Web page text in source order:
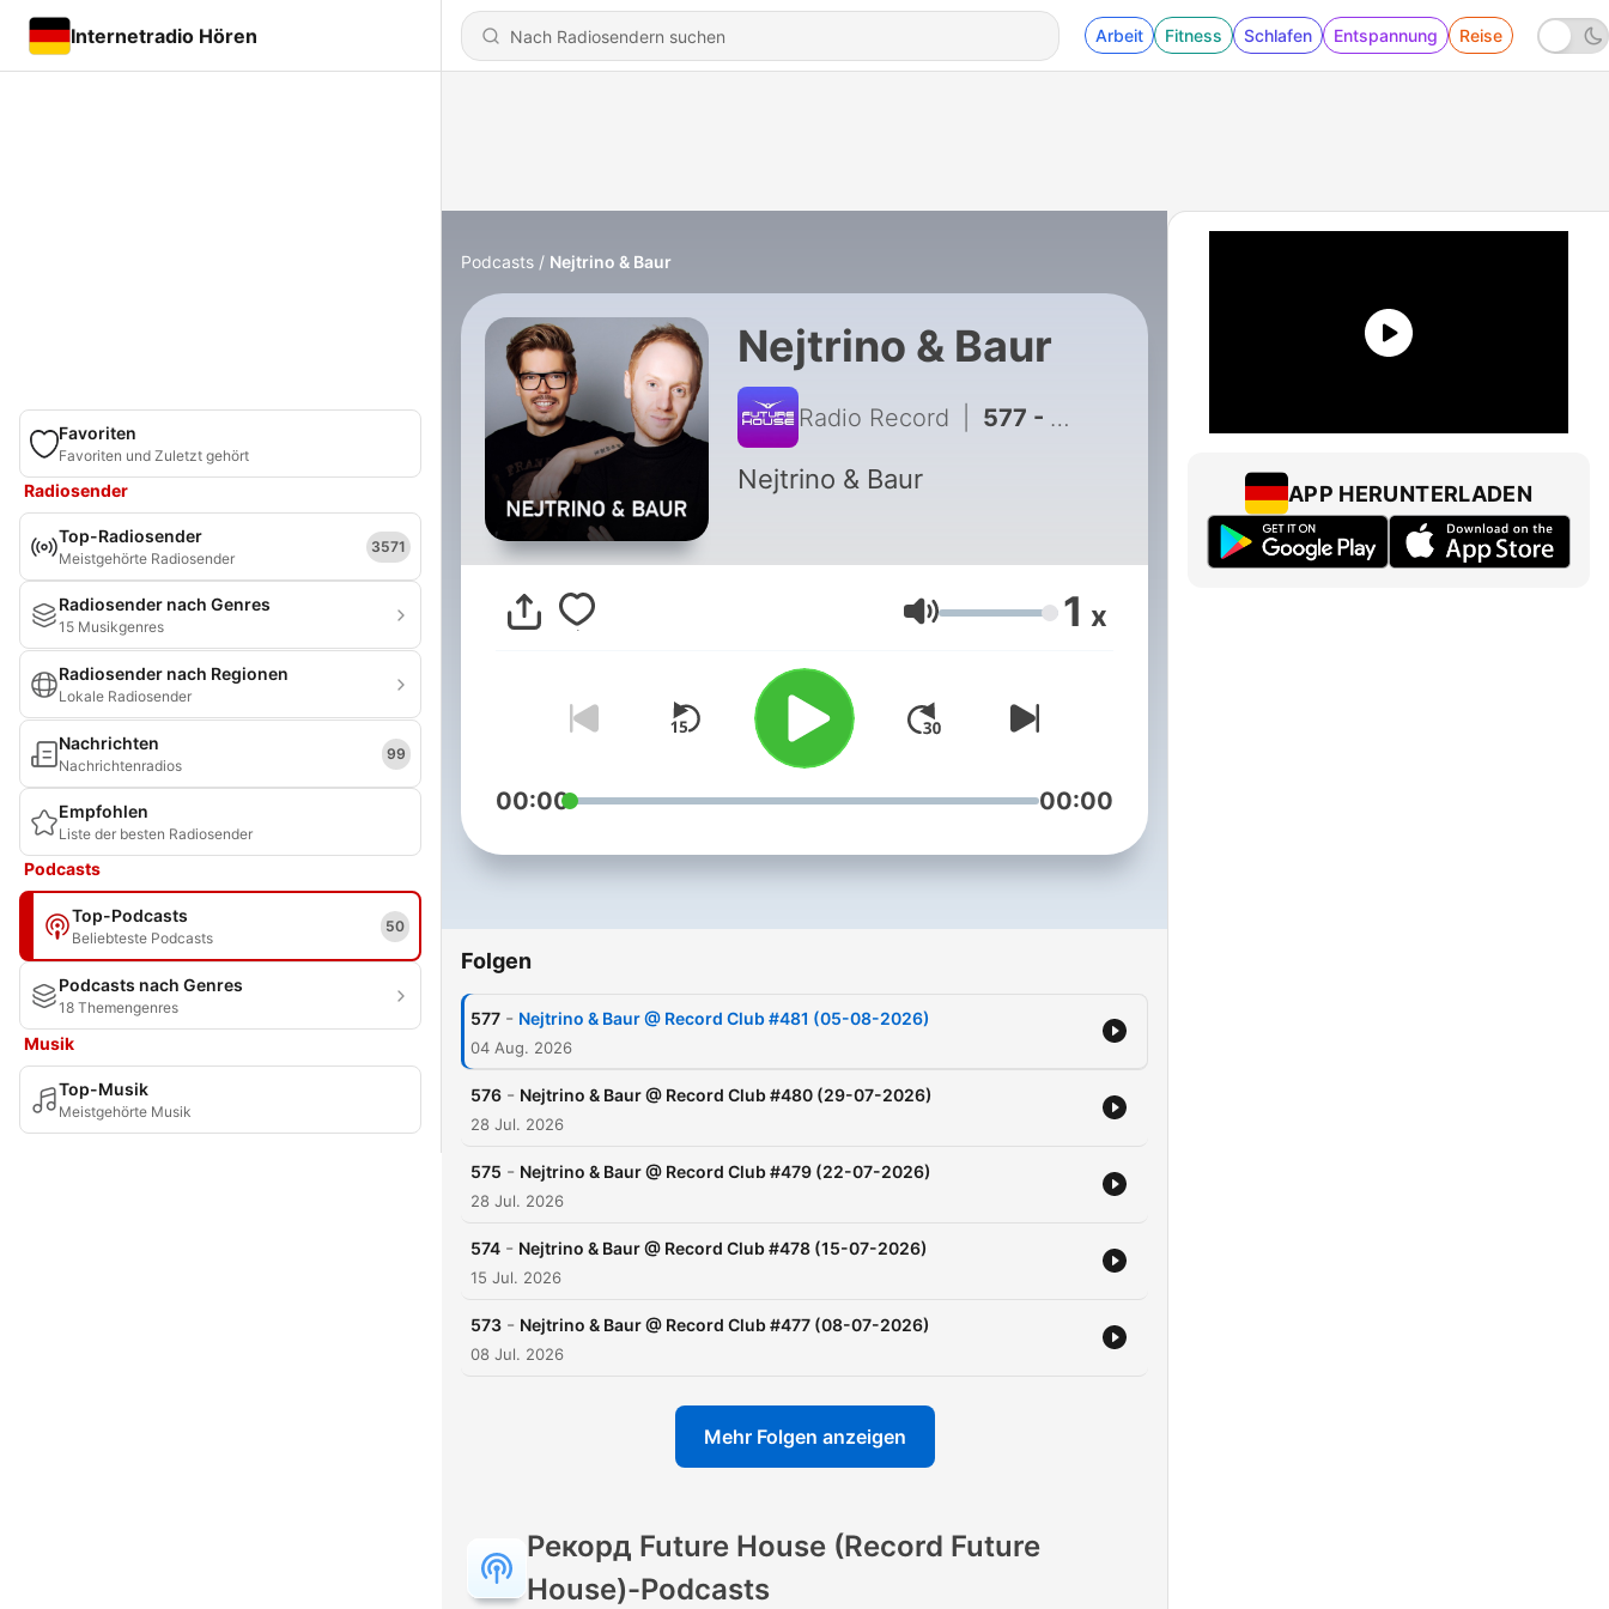
Internetradio Hören Arbeit Fitness Schlafen Entspannung Reise
Favoriten
Favoriten und Zuletzt gehört
Radiosender
Top-Radiosender
Meistgehörte Radiosender
3571
Radiosender nach Genres
15 Musikgenres
Radiosender nach Regionen
Lokale Radiosender
Nachrichten
Nachrichtenradios
99
Empfohlen
Liste der besten Radiosender
Podcasts
Top-Podcasts
Beliebteste Podcasts
50
Podcasts nach Genres
18 Themengenres
Musik
Top-Musik
Meistgehörte Musik
Podcasts Nejtrino & Baur
Nejtrino & Baur
Radio Record 577 - Nejtrino & Baur @ Record Сlub #481 (05-08-2026)
Nejtrino & Baur
Lautstärke 1 x
00:00 00:00
Folgen
577 - Nejtrino & Baur @ Record Сlub #481 (05-08-2026)
04 Aug. 2026
576 - Nejtrino & Baur @ Record Сlub #480 (29-07-2026)
28 Jul. 2026
575 - Nejtrino & Baur @ Record Сlub #479 (22-07-2026)
28 Jul. 2026
574 - Nejtrino & Baur @ Record Сlub #478 (15-07-2026)
15 Jul. 2026
573 - Nejtrino & Baur @ Record Сlub #477 (08-07-2026)
08 Jul. 2026
Mehr Folgen anzeigen
Рекорд Future House (Record Future
House)-Podcasts
APP HERUNTERLADEN